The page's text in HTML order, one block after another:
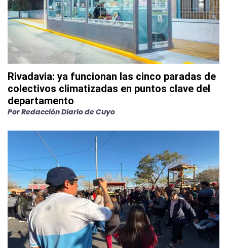
Rivadavia: ya funcionan las cinco paradas de
colectivos climatizadas en puntos clave del
departamento
PorRedacción Diario de Cuyo